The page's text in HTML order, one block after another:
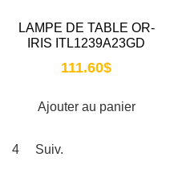
LAMPE DE TABLE OR-
IRIS ITL1239A23GD
111.60$
Ajouter au panier
4 Suiv.